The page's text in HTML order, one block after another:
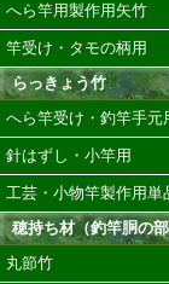
へら竿用製作用矢竹
竿受け・タモの柄用
らっきょう竹
へら竿受け・釣竿手元
針はずし・小竿用
工芸・小物竿製作用単
穂持ち材（釣竿胴の
丸節竹